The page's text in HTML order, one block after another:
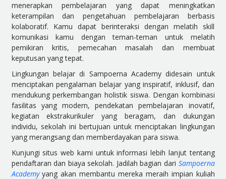
menerapkan pembelajaran yang dapat meningkatkan
keterampilan dan pengetahuan pembelajaran berbasis
kolaboratif. Kamu dapat berinteraksi dengan melatih skill
komunikasi kamu dengan teman-teman untuk melatih
pemikiran kritis, pemecahan masalah dan membuat
keputusan yang tepat.
Lingkungan belajar di Sampoerna Academy didesain untuk
menciptakan pengalaman belajar yang inspiratif, inklusif, dan
mendukung perkembangan holistik siswa. Dengan kombinasi
fasilitas yang modern, pendekatan pembelajaran inovatif,
kegiatan ekstrakurikuler yang beragam, dan dukungan
individu, sekolah ini bertujuan untuk menciptakan lingkungan
yang merangsang dan memberdayakan para siswa.
Kunjungi situs web kami untuk informasi lebih lanjut tentang
pendaftaran dan biaya sekolah. Jadilah bagian dari Sampoerna
Academy yang akan membantu mereka meraih impian kuliah